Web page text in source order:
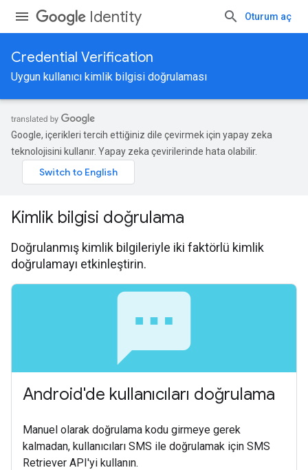
Identity Oturum aç
Credential Verification
Uygun kullanıcı kimlik bilgisi doğrulaması
Google, içerikleri tercih ettiğiniz dile çevirmek için yapay zeka
teknolojisini kullanır. Yapay zeka çevirilerinde hata olabilir.
Kimlik bilgisi doğrulama
Doğrulanmış kimlik bilgileriyle iki faktörlü kimlik
doğrulamayı etkinleştirin.
sms
Android'de kullanıcıları doğrulama
Manuel olarak doğrulama kodu girmeye gerek
kalmadan, kullanıcıları SMS ile doğrulamak için SMS
Retriever API'yi kullanın.